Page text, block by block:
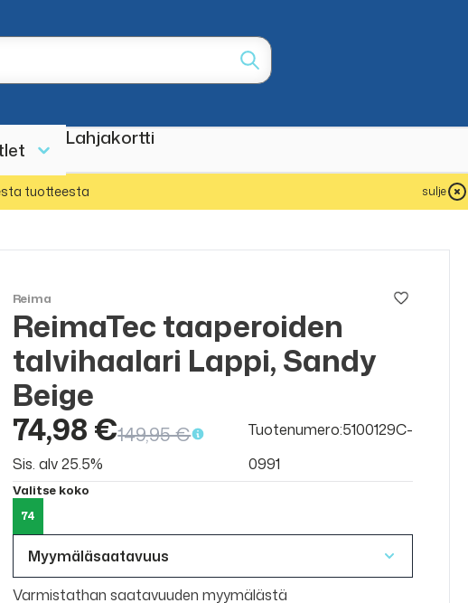
Lahjakortti
tuotteesta sulje
Reima
ReimaTec taaperoiden
talvihaalari Lappi, Sandy
Beige
74,98 €149,95 €
Sis. alv 25.5%
Tuotenumero:5100129C-
0991
Valitse koko
74
Myymäläsaatavuus
Varmistathan saatavuuden myymälästä